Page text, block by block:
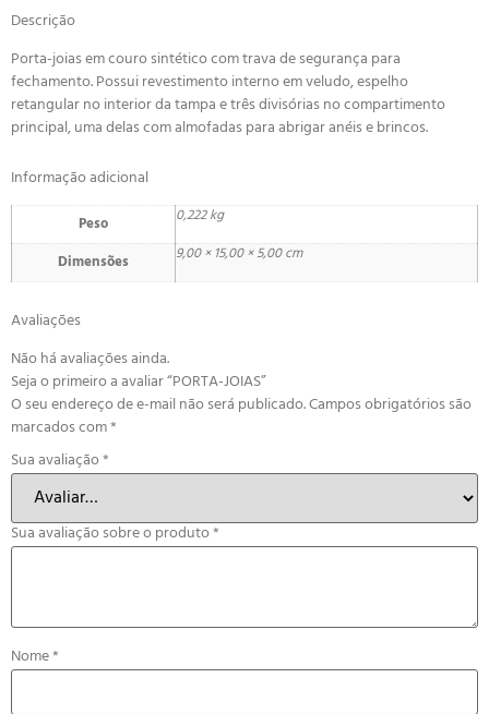
Descrição
Porta-joias em couro sintético com trava de segurança para
fechamento. Possui revestimento interno em veludo, espelho
retangular no interior da tampa e três divisórias no compartimento
principal, uma delas com almofadas para abrigar anéis e brincos.
Informação adicional
Peso 0,222 kg
Dimensões 9,00 × 15,00 × 5,00 cm
Avaliações
Não há avaliações ainda.
Seja o primeiro a avaliar “PORTA-JOIAS”
O seu endereço de e-mail não será publicado.Campos obrigatórios são
marcados com*
Sua avaliação*
Sua avaliação sobre o produto*
Nome*